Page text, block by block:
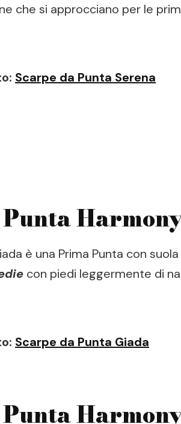
che si approcciano per le
Scarpe da Punta Serena
è una Prima Punta con
con piedi leggermente di
Scarpe da Punta Giada